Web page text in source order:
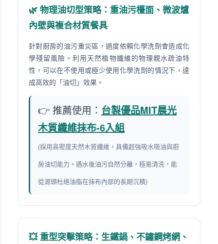
🌿 物理油切型策略：重油污檯面、微波爐
內壁與複合材質餐具
針對廚房的油污重災區，過度依賴化學洗劑會造成化
學殘留風險。利用天然植物纖維的物理親水疏油特
性，可以在不使用或極少使用化學洗劑的情況下，達
成高效的「油切」效果。
👉 推薦使用： 台製優品MIT晨光
木質纖維抹布-6入組
(採用高密度天然木質纖維，具備超強吸水吸油與廚
房油切能力。遇水後油污自然分離，極易清洗，能
從源頭杜絕油脂在抹布內部的長期沉積)
💥 重型突擊策略：生鐵鍋、不鏽鋼烤網、